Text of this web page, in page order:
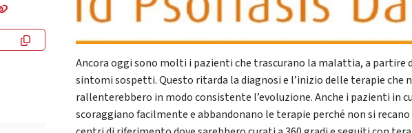
Ancora oggi sono molti i pazienti che trascurano la malattia, a partire
sintomi sospetti. Questo ritarda la diagnosi e l’inizio delle terapie che
rallenterebbero in modo consistente l’evoluzione. Anche i pazienti in
scoraggiano facilmente e abbandonano le terapie perché non si recano